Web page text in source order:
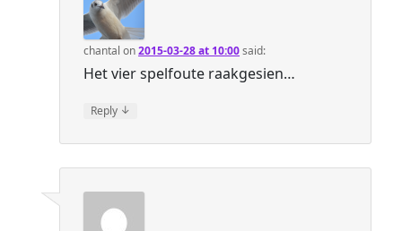
chantal on2015-03-28 at 10:00said:
Het vier spelfoute raakgesien…
Reply ↓